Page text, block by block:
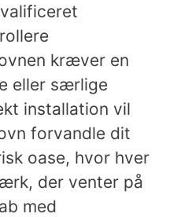
kræver en
eller særlige
installation vil
forvandle dit
oase, hvor hver
der venter på
med